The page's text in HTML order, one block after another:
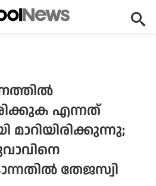
എന്നത്
മാറിയിരിക്കുന്നു;
തേജസ്വി